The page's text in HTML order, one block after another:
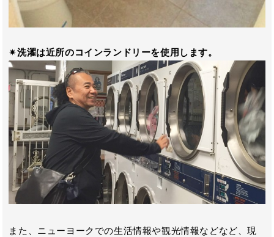
✴︎洗濯は近所のコインランドリーを使用します。
また、ニューヨークでの生活情報や観光情報などなど、現